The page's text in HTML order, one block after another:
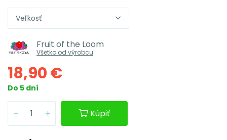
Veľkosť
Fruit of the Loom
Všetko od výrobcu
18,90 €
Do 5 dní
Kúpiť